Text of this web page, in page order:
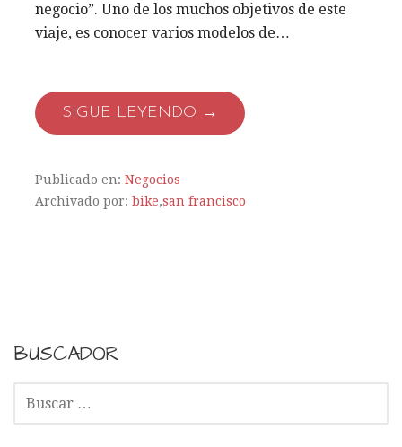
negocio”. Uno de los muchos objetivos de este
viaje, es conocer varios modelos de…
SIGUE LEYENDO →
Publicado en: Negocios
Archivado por: bike,san francisco
BUSCADOR